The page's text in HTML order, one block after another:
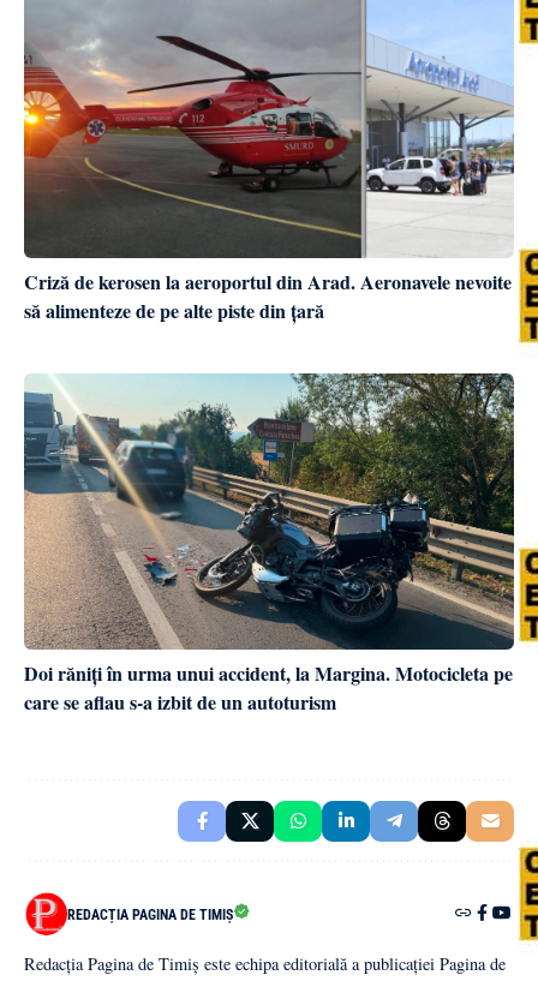
Criză de kerosen la aeroportul din Arad. Aeronavele nevoite
să alimenteze de pe alte piste din țară
Doi răniți în urma unui accident, la Margina. Motocicleta pe
care se aflau s-a izbit de un autoturism
REDACȚIA PAGINA DE TIMIȘ
Redacția Pagina de Timiș este echipa editorială a publicației Pagina de